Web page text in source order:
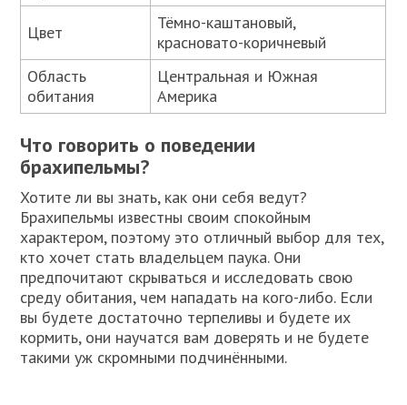
Цвет
Тёмно-каштановый,
красновато-коричневый
Область
обитания
Центральная и Южная
Америка
Что говорить о поведении
брахипельмы?
Хотите ли вы знать, как они себя ведут?
Брахипельмы известны своим спокойным
характером, поэтому это отличный выбор для тех,
кто хочет стать владельцем паука. Они
предпочитают скрываться и исследовать свою
среду обитания, чем нападать на кого-либо. Если
вы будете достаточно терпеливы и будете их
кормить, они научатся вам доверять и не будете
такими уж скромными подчинёнными.